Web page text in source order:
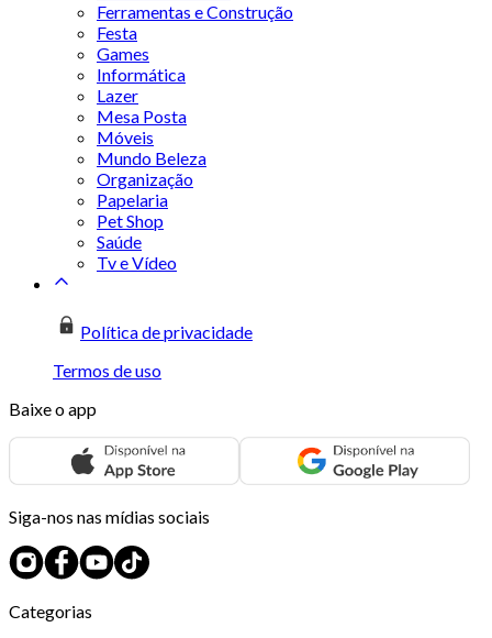
Ferramentas e Construção
Festa
Games
Informática
Lazer
Mesa Posta
Móveis
Mundo Beleza
Organização
Papelaria
Pet Shop
Saúde
Tv e Vídeo
Política de privacidade
Termos de uso
Baixe o app
Siga-nos nas mídias sociais
Categorias